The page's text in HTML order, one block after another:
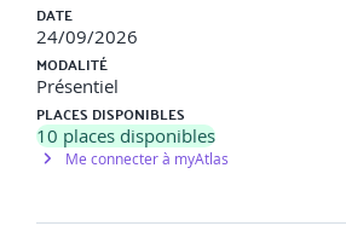
DATE
24/09/2026
MODALITÉ
Présentiel
PLACES DISPONIBLES
10 places disponibles
Me connecter à myAtlas